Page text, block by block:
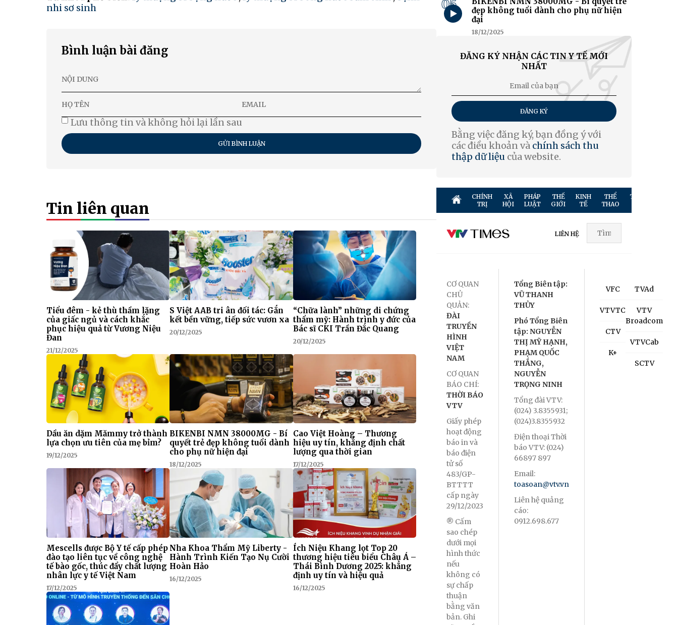
nhi sơ sinh
Bình luận bài đăng
Lưu thông tin và không hỏi lại lần sau
GỬI BÌNH LUẬN
Tin liên quan
Tiểu đêm - kẻ thù thầm lặng
của giấc ngủ và cách khắc
phục hiệu quả từ Vương Niệu
Đan
21/12/2025
S Việt AAB tri ân đối tác: Gắn
kết bền vững, tiếp sức vươn xa
20/12/2025
“Chữa lành” những di chứng
thẩm mỹ: Hành trình y đức của
Bác sĩ CKI Trần Đắc Quang
20/12/2025
Dầu ăn dặm Mămmy trở thành
lựa chọn ưu tiên của mẹ bỉm?
19/12/2025
BIKENBI NMN 38000MG - Bí
quyết trẻ đẹp không tuổi dành
cho phụ nữ hiện đại
18/12/2025
Cao Việt Hoàng – Thương
hiệu uy tín, khẳng định chất
lượng qua thời gian
17/12/2025
Mescells được Bộ Y tế cấp phép
đào tạo liên tục về công nghệ
tế bào gốc, thúc đẩy chất lượng
nhân lực y tế Việt Nam
17/12/2025
Nha Khoa Thẩm Mỹ Liberty -
Hành Trình Kiến Tạo Nụ Cười
Hoàn Hảo
16/12/2025
Ích Niệu Khang lọt Top 20
thương hiệu tiêu biểu Châu Á –
Thái Bình Dương 2025: khẳng
định uy tín và hiệu quả
16/12/2025
05
đẹp không tuổi dành cho phụ nữ hiện
đại
18/12/2025
ĐĂNG KÝ NHẬN CÁC TIN Y TẾ MỚI
NHẤT
ĐĂNG KÝ
Bằng việc đăng ký, bạn đồng ý với
các điều khoản và chính sách thu
thập dữ liệu của website.
CHÍNH
TRỊ
XÃ
HỘI
PHÁP
LUẬT
THẾ
GIỚI
KINH
TẾ
THỂ
THAO
TRUYỀN
LIÊN HỆ
CƠ QUAN
CHỦ
QUẢN:
ĐÀI
TRUYỀN
HÌNH
VIỆT
NAM
CƠ QUAN
BÁO CHÍ:
THỜI BÁO
VTV
Giấy phép
hoạt động
báo in và
báo điện
tử số
483/GP-
BTTTT
cấp ngày
29/12/2023
® Cấm
sao chép
dưới mọi
hình thức
nếu
không có
sự chấp
thuận
bằng văn
bản. Ghi
Tổng Biên tập:
VŨ THANH
THỦY
Phó Tổng Biên
tập: NGUYỄN
THỊ MỸ HẠNH,
PHẠM QUỐC
THẮNG,
NGUYỄN
TRỌNG NINH
Tổng đài VTV:
(024) 3.8355931;
(024)3.8355932
Điện thoại Thời
báo VTV: (024)
66897 897
Email:
toasoan@vtv.vn
Liên hệ quảng
cáo:
0912.698.677
VFC
VTVTC
CTV
K+
TVAd
VTV
Broadcom
VTVCab
SCTV